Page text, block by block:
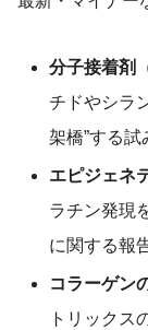
分子接着剤
チドやシラ
架橋”する試
エピジェネ
ラチン発現
に関する報
コラーゲン
トリックス